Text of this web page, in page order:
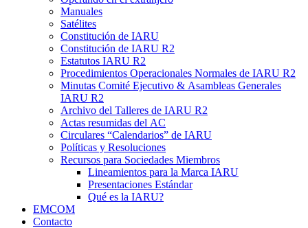
Manuales
Satélites
Constitución de IARU
Constitución de IARU R2
Estatutos IARU R2
Procedimientos Operacionales Normales de IARU R2
Minutas Comité Ejecutivo & Asambleas Generales
IARU R2
Archivo del Talleres de IARU R2
Actas resumidas del AC
Circulares “Calendarios” de IARU
Políticas y Resoluciones
Recursos para Sociedades Miembros
Lineamientos para la Marca IARU
Presentaciones Estándar
Qué es la IARU?
EMCOM
Contacto